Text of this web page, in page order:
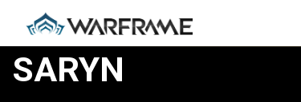
SARYN